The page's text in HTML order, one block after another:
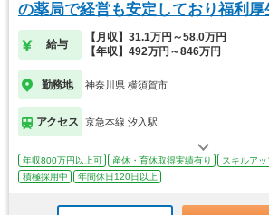
の薬局で経営も安定しており福利厚
給与
【月収】31.1万円～58.0万円
【年収】492万円～846万円
勤務地 神奈川県 横須賀市
アクセス 京急本線 汐入駅
年収800万円以上可 産休・育休取得実績有り スキルアッ
積極採用中
年間休日120日以上